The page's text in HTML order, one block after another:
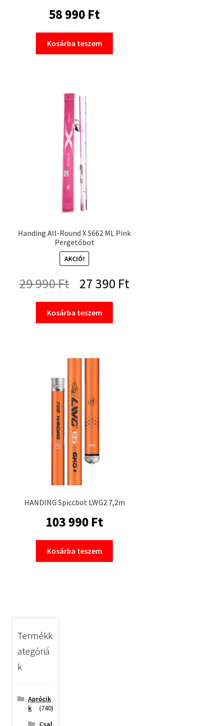
58 990 Ft
Kosárba teszem
Handing All-Round X S662 ML Pink
Pergetőbot
AKCIÓ!
29 990Ft
Original
price
was:
27 390 Ft
Kosárba teszem
HANDING Spiccbot LWG2 7,2m
103 990 Ft
Kosárba teszem
Termékk
ategóriá
k
Aprócik
k
(740)
Csal